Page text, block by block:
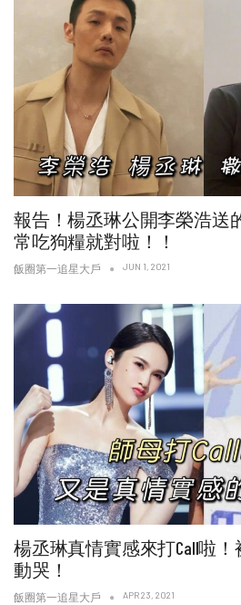
報告！楊丞琳公開李榮浩送
常吃狗糧就對啦！！
飯圈第一追星大戶 JUN 1, 2021
楊丞琳真情實感來打Call啦
動哭！
飯圈第一追星大戶 APR 23, 2021